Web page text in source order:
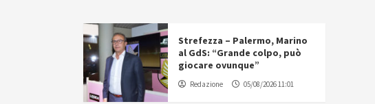
Strefezza – Palermo, Marino
al GdS: “Grande colpo, può
giocare ovunque”
Redazione 05/08/2026 11:01